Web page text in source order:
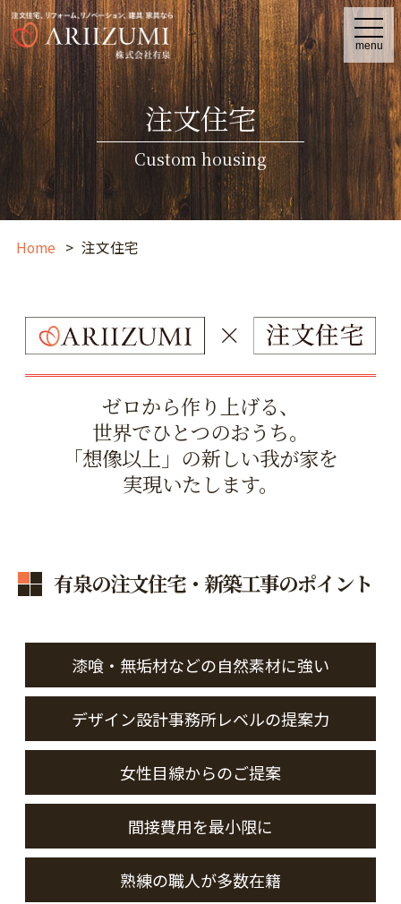
t
o
g
g
l
n
v
i
menu
注文住宅
Custom housing
Home 注文住宅
ゼロから作り上げる、
世界でひとつのおうち。
「想像以上」の新しい我が家を
実現いたします。
有泉の注文住宅・新築工事のポイント
漆喰・無垢材などの自然素材に強い
デザイン設計事務所レベルの提案力
女性目線からのご提案
間接費用を最小限に
熟練の職人が多数在籍